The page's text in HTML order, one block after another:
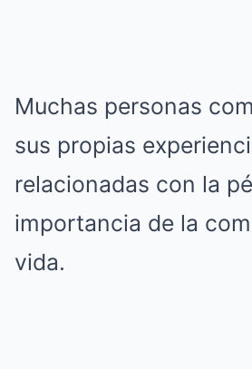
Muchas personas
sus propias
relacionadas con la
importancia de la
vida.